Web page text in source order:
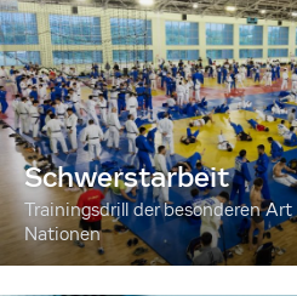
Schwerstarbeit
Trainingsdrill der besonderen
Nationen